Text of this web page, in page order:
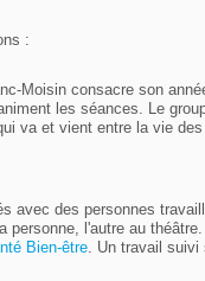
:
Moisin consacre son
les séances. Le
va et vient entre la vie
avec des personnes
personne, l'autre au
Bien-être. Un travail suivi